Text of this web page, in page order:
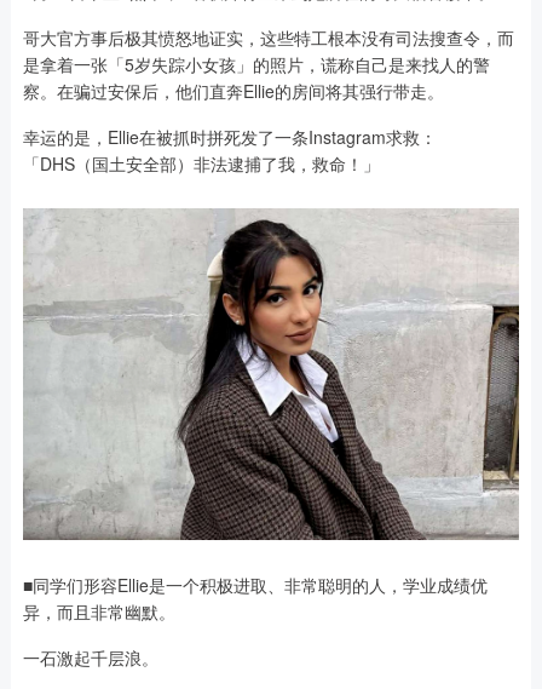
哥大官方事后极其愤怒地证实，这些特工根本没有司法搜查令，而
是拿着一张「5岁失踪小女孩」的照片，谎称自己是来找人的警
察。在骗过安保后，他们直奔Ellie的房间将其强行带走。
幸运的是，Ellie在被抓时拼死发了一条Instagram求救：
「DHS（国土安全部）非法逮捕了我，救命！」
■同学们形容Ellie是一个积极进取、非常聪明的人，学业成绩优
异，而且非常幽默。
一石激起千层浪。